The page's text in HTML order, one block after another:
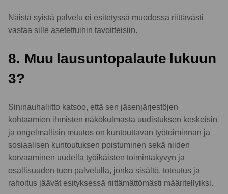
Näistä syistä palvelu ei esitetyssä muodossa riittävästi
vastaa sille asetettuihin tavoitteisiin.
8. Muu lausuntopalaute lukuun
3?
Sininauhaliitto katsoo, että sen jäsenjärjestöjen
kohtaamien ihmisten näkökulmasta uudistuksen keskeisin
ja ongelmallisin muutos on kuntouttavan työtoiminnan ja
sosiaalisen kuntoutuksen poistuminen sekä niiden
korvaaminen uudella työikäisten toimintakyvyn ja
osallisuuden tuen palvelulla, jonka sisältö, toteutus ja
rahoitus jäävät esityksessä riittämättömästi määritellyiksi.